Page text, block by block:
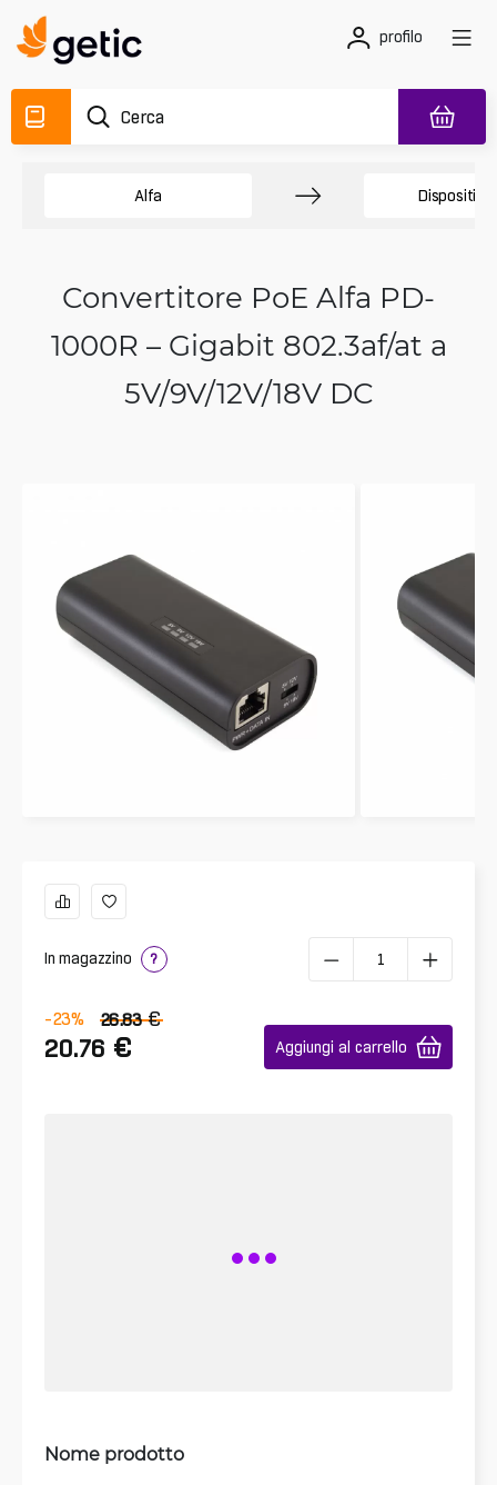
profilo
Alfa Dispositivi
Convertitore PoE Alfa PD-
1000R – Gigabit 802.3af/at a
5V/9V/12V/18V DC
In magazzino ?
-23% 26.83 €
20.76 € Aggiungi al carrello
Nome prodotto